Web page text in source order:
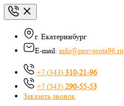
г. Екатеринбург
E-mail: info@provorota96.ru
+7 (343) 310-21-96
+7 (343) 290-55-53
Заказать звонок